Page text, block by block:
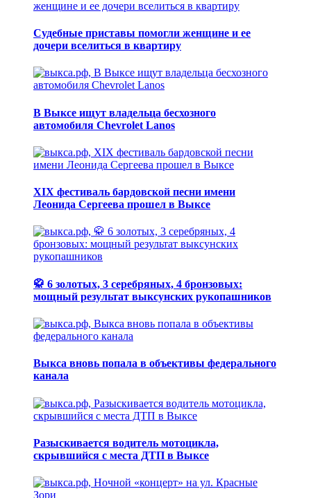
Судебные приставы помогли женщине и ее
дочери вселиться в квартиру
В Выксе ищут владельца бесхозного
автомобиля Chevrolet Lanos
XIX фестиваль бардовской песни имени
Леонида Сергеева прошел в Выксе
🥋 6 золотых, 3 серебряных, 4 бронзовых:
мощный результат выксунских рукопашников
Выкса вновь попала в объективы федерального
канала
Разыскивается водитель мотоцикла,
скрывшийся с места ДТП в Выксе